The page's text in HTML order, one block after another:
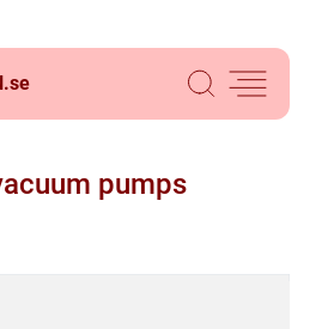
se
pumps